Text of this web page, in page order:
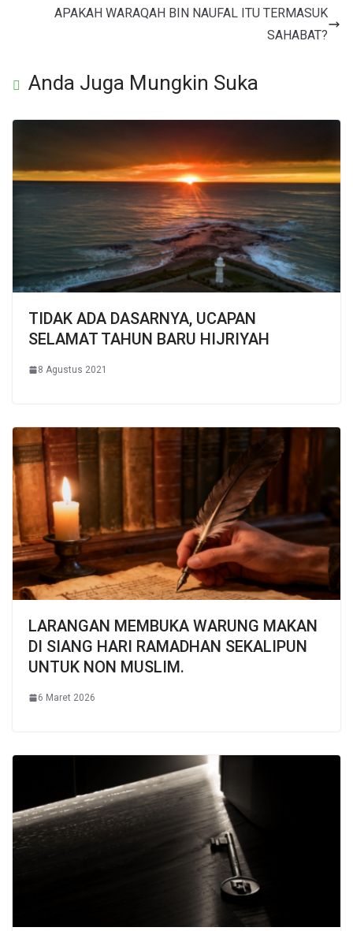
APAKAH WARAQAH BIN NAUFAL ITU TERMASUK
SAHABAT?
Anda Juga Mungkin Suka
TIDAK ADA DASARNYA, UCAPAN
SELAMAT TAHUN BARU HIJRIYAH
8 Agustus 2021
LARANGAN MEMBUKA WARUNG MAKAN
DI SIANG HARI RAMADHAN SEKALIPUN
UNTUK NON MUSLIM.
6 Maret 2026